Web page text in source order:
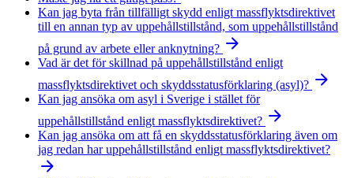
Kan jag byta från tillfälligt skydd enligt massflyktsdirektivet
till en annan typ av uppehållstillstånd, som uppehållstillstånd
på grund av arbete eller anknytning? arrow_forward
Vad är det för skillnad på uppehållstillstånd enligt
massflyktsdirektivet och skyddsstatusförklaring (asyl)? arrow_forward
Kan jag ansöka om asyl i Sverige i stället för
uppehållstillstånd enligt massflyktsdirektivet? arrow_forward
Kan jag ansöka om att få en skyddsstatusförklaring även om
jag redan har uppehållstillstånd enligt massflyktsdirektivet?
arrow_forward